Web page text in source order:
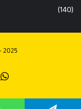
(140)
2025
Whatsapp